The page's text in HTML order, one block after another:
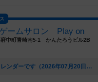
ームサロン Play on
府中町青崎南5-1 かんたろうビル2B
[NEW] 8月カレンダーです（2026年07月20日 21時16分）